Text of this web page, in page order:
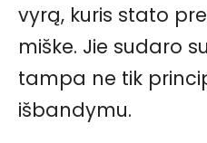
vyrą, kuris stato
miške. Jie sudaro
tampa ne tik
išbandymu.